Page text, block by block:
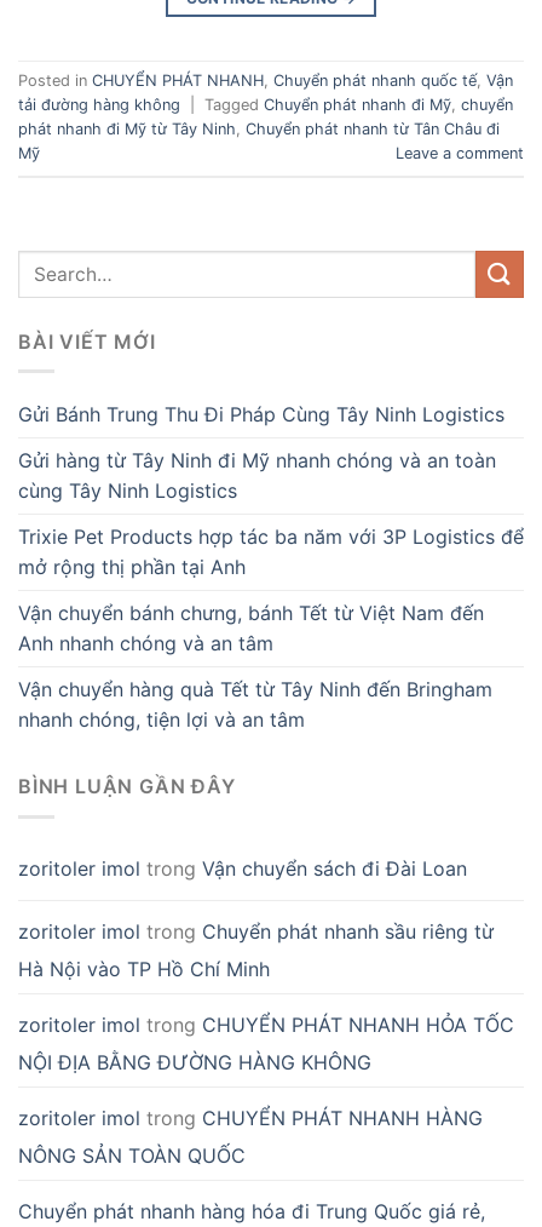
Posted in CHUYỂN PHÁT NHANH Chuyển phát nhanh quốc tế Vận
tải đường hàng không
Tagged Chuyển phát nhanh đi Mỹ chuyển
phát nhanh đi Mỹ từ Tây Ninh Chuyển phát nhanh từ Tân Châu đi
Mỹ
Leave a comment
BÀI VIẾT MỚI
Gửi Bánh Trung Thu Đi Pháp Cùng Tây Ninh Logistics
Gửi hàng từ Tây Ninh đi Mỹ nhanh chóng và an toàn
cùng Tây Ninh Logistics
Trixie Pet Products hợp tác ba năm với 3P Logistics để
mở rộng thị phần tại Anh
Vận chuyển bánh chưng, bánh Tết từ Việt Nam đến
Anh nhanh chóng và an tâm
Vận chuyển hàng quà Tết từ Tây Ninh đến Bringham
nhanh chóng, tiện lợi và an tâm
BÌNH LUẬN GẦN ĐÂY
zoritoler imol trong Vận chuyển sách đi Đài Loan
zoritoler imol trong Chuyển phát nhanh sầu riêng từ
Hà Nội vào TP Hồ Chí Minh
zoritoler imol trong CHUYỂN PHÁT NHANH HỎA TỐC
NỘI ĐỊA BẰNG ĐƯỜNG HÀNG KHÔNG
zoritoler imol trong CHUYỂN PHÁT NHANH HÀNG
NÔNG SẢN TOÀN QUỐC
Chuyển phát nhanh hàng hóa đi Trung Quốc giá rẻ,